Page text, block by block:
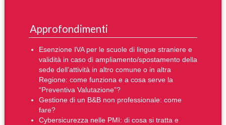
Approfondimenti
Esenzione IVA per le scuole di lingue straniere e
validità in caso di ampliamento/spostamento della
sede dell’attività in altro comune o in altra
Regione: come funziona e a cosa serve la
“Preventiva Valutazione”?
Gestione di un B&B non professionale: come
fare?
Cybersicurezza nelle PMI: di cosa si tratta e